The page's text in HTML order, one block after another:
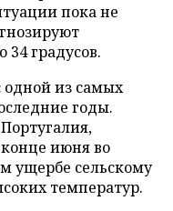
пока не
градусов.
одной из самых
годы.
июня во
ущербе сельскому
температур.